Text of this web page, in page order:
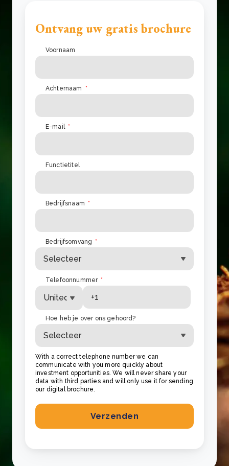
Ontvang uw gratis brochure
Voornaam
Achternaam *
E-mail *
Functietitel
Bedrijfsnaam *
Bedrijfsomvang *
Telefoonnummer *
Hoe heb je over ons gehoord?
With a correct telephone number we can
communicate with you more quickly about
investment opportunities. We will never share your
data with third parties and will only use it for sending
our digital brochure.